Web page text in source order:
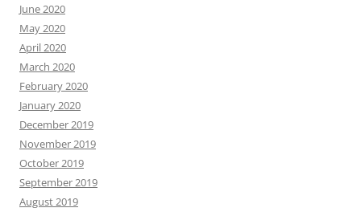
June 2020
May 2020
April 2020
March 2020
February 2020
January 2020
December 2019
November 2019
October 2019
September 2019
August 2019